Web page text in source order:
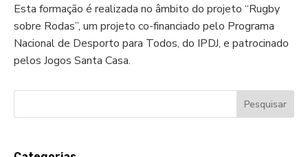
Esta formação é realizada no âmbito do projeto “Rugby
sobre Rodas”, um projeto co-financiado pelo Programa
Nacional de Desporto para Todos, do IPDJ, e patrocinado
pelos Jogos Santa Casa.